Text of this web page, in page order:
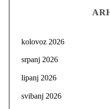
kolovoz 2026
srpanj 2026
lipanj 2026
svibanj 2026